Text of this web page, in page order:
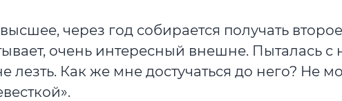
через год собирается получать
очень интересный внешне. Пыталась с
лезть. Как же мне достучаться до него? Не